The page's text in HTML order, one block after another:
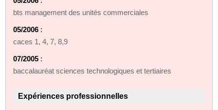
bts management des unités commerciales
05/2006 :
caces 1, 4, 7, 8,9
07/2005 :
baccalauréat sciences technologiques et tertiaires
Expériences professionnelles